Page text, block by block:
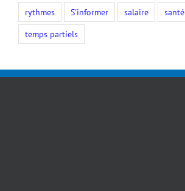
rythmes
S'informer salaire santé
temps partiels